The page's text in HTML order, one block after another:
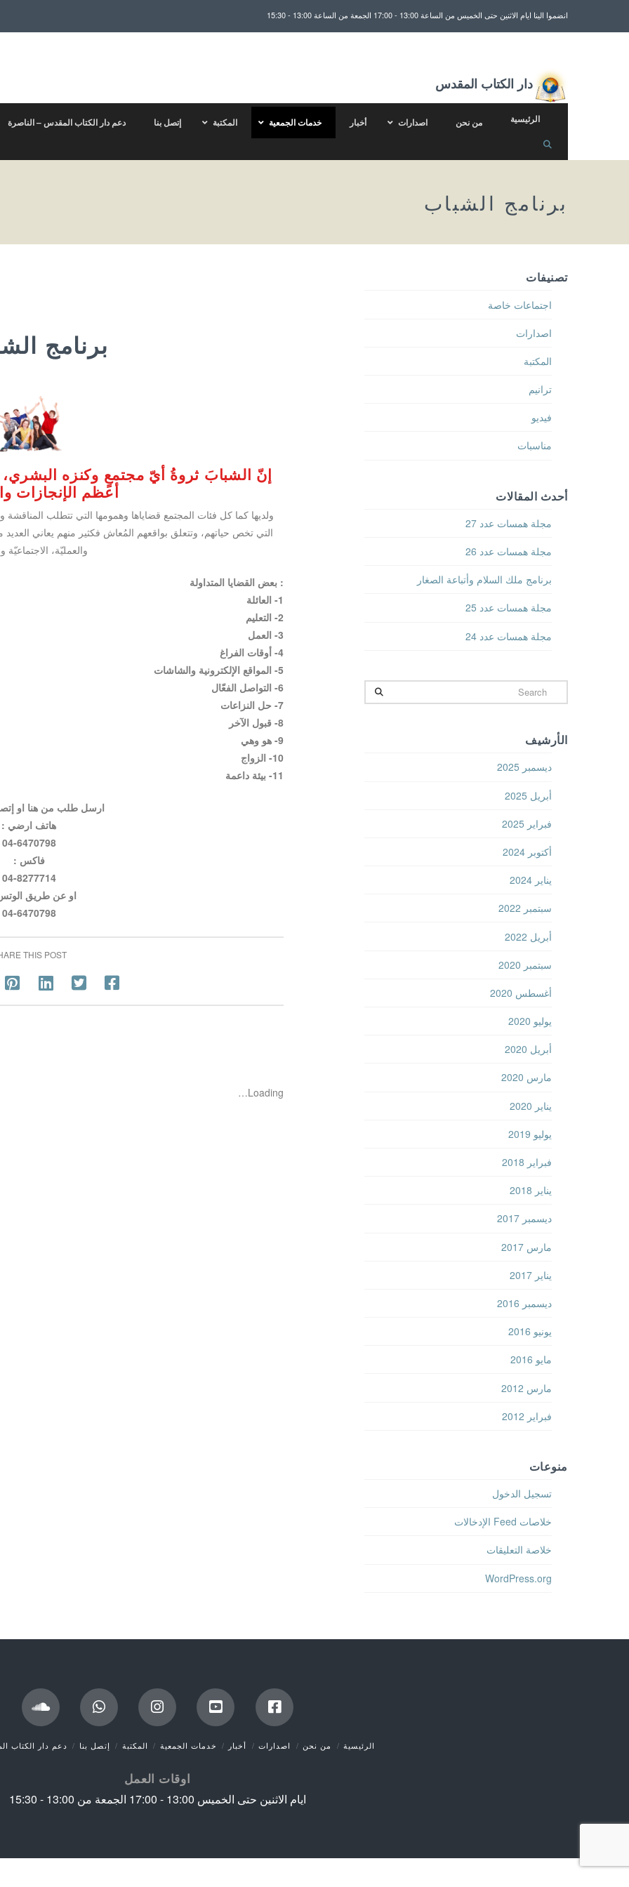
انضموا الينا ايام الاثنين حتى الخميس من الساعة 13:00 - 17:00 الجمعة من الساعة 13:00 - 15:30
دار الكتاب المقدس
الرئيسية من نحن اصدارات أخبار خدمات الجمعية المكتبة إتصل بنا دعم دار الكتاب المقدس – الناصرة
برنامج الشباب
برنامج
إنّ الشبابَ ثروةُ أيّ مجتمعٍ وكنزه البشري،
أعظم الإنجازات
ولديها كما كل فئات المجتمع قضاياها وهمومها التي تتطلب
التي تخص حياتهم، وتتعلق بواقعهم المُعاش فكثير منهم يعاني
والعمليّة، الاجتماعيّة
: بعض القضايا المتداولة
1- العائلة
2- التعليم
3- العمل
4- أوقات الفراغ
5- المواقع الإلكترونية والشاشات
6- التواصل الفعّال
7- حل النزاعات
8- قبول الآخر
9- هو وهي
10- الزواج
11- بيئة داعمة
ارسل طلب من هنا او
هاتف ارضي :
04-6470798
فاكس :
04-8277714
او عن طريق
04-6470798
THIS POST
Loading…
تصنيفات
اجتماعات خاصة
اصدارات
المكتبة
ترانيم
فيديو
مناسبات
أحدث المقالات
مجلة همسات عدد 27
مجلة همسات عدد 26
برنامج ملك السلام وأتباعة الصغار
مجلة همسات عدد 25
مجلة همسات عدد 24
Search
الأرشيف
ديسمبر 2025
أبريل 2025
فبراير 2025
أكتوبر 2024
يناير 2024
سبتمبر 2022
أبريل 2022
سبتمبر 2020
أغسطس 2020
يوليو 2020
أبريل 2020
مارس 2020
يناير 2020
يوليو 2019
فبراير 2018
يناير 2018
ديسمبر 2017
مارس 2017
يناير 2017
ديسمبر 2016
يونيو 2016
مايو 2016
مارس 2012
فبراير 2012
منوعات
تسجيل الدخول
خلاصات Feed الإدخالات
خلاصة التعليقات
WordPress.org
الرئيسية من نحن اصدارات أخبار خدمات الجمعية المكتبة إتصل بنا دعم دار الكتاب
اوقات العمل
ايام الاثنين حتى الخميس 13:00 - 17:00 الجمعة من 13:00 - 15:30